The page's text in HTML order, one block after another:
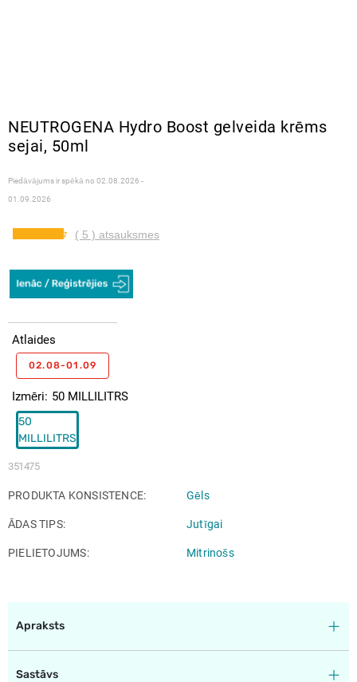
NEUTROGENA Hydro Boost gelveida krēms
sejai, 50ml
Piedāvājums ir spēkā no 02.08.2026 -
01.09.2026
( 5 ) atsauksmes
351475
Izmēri 50 MILLILITRS
50
MILLILITRS
Atlaides
02.08-01.09
PRODUKTA KONSISTENCE Gēls
ĀDAS TIPS Jutīgai
PIELIETOJUMS Mitrinošs
Apraksts
Sastāvs